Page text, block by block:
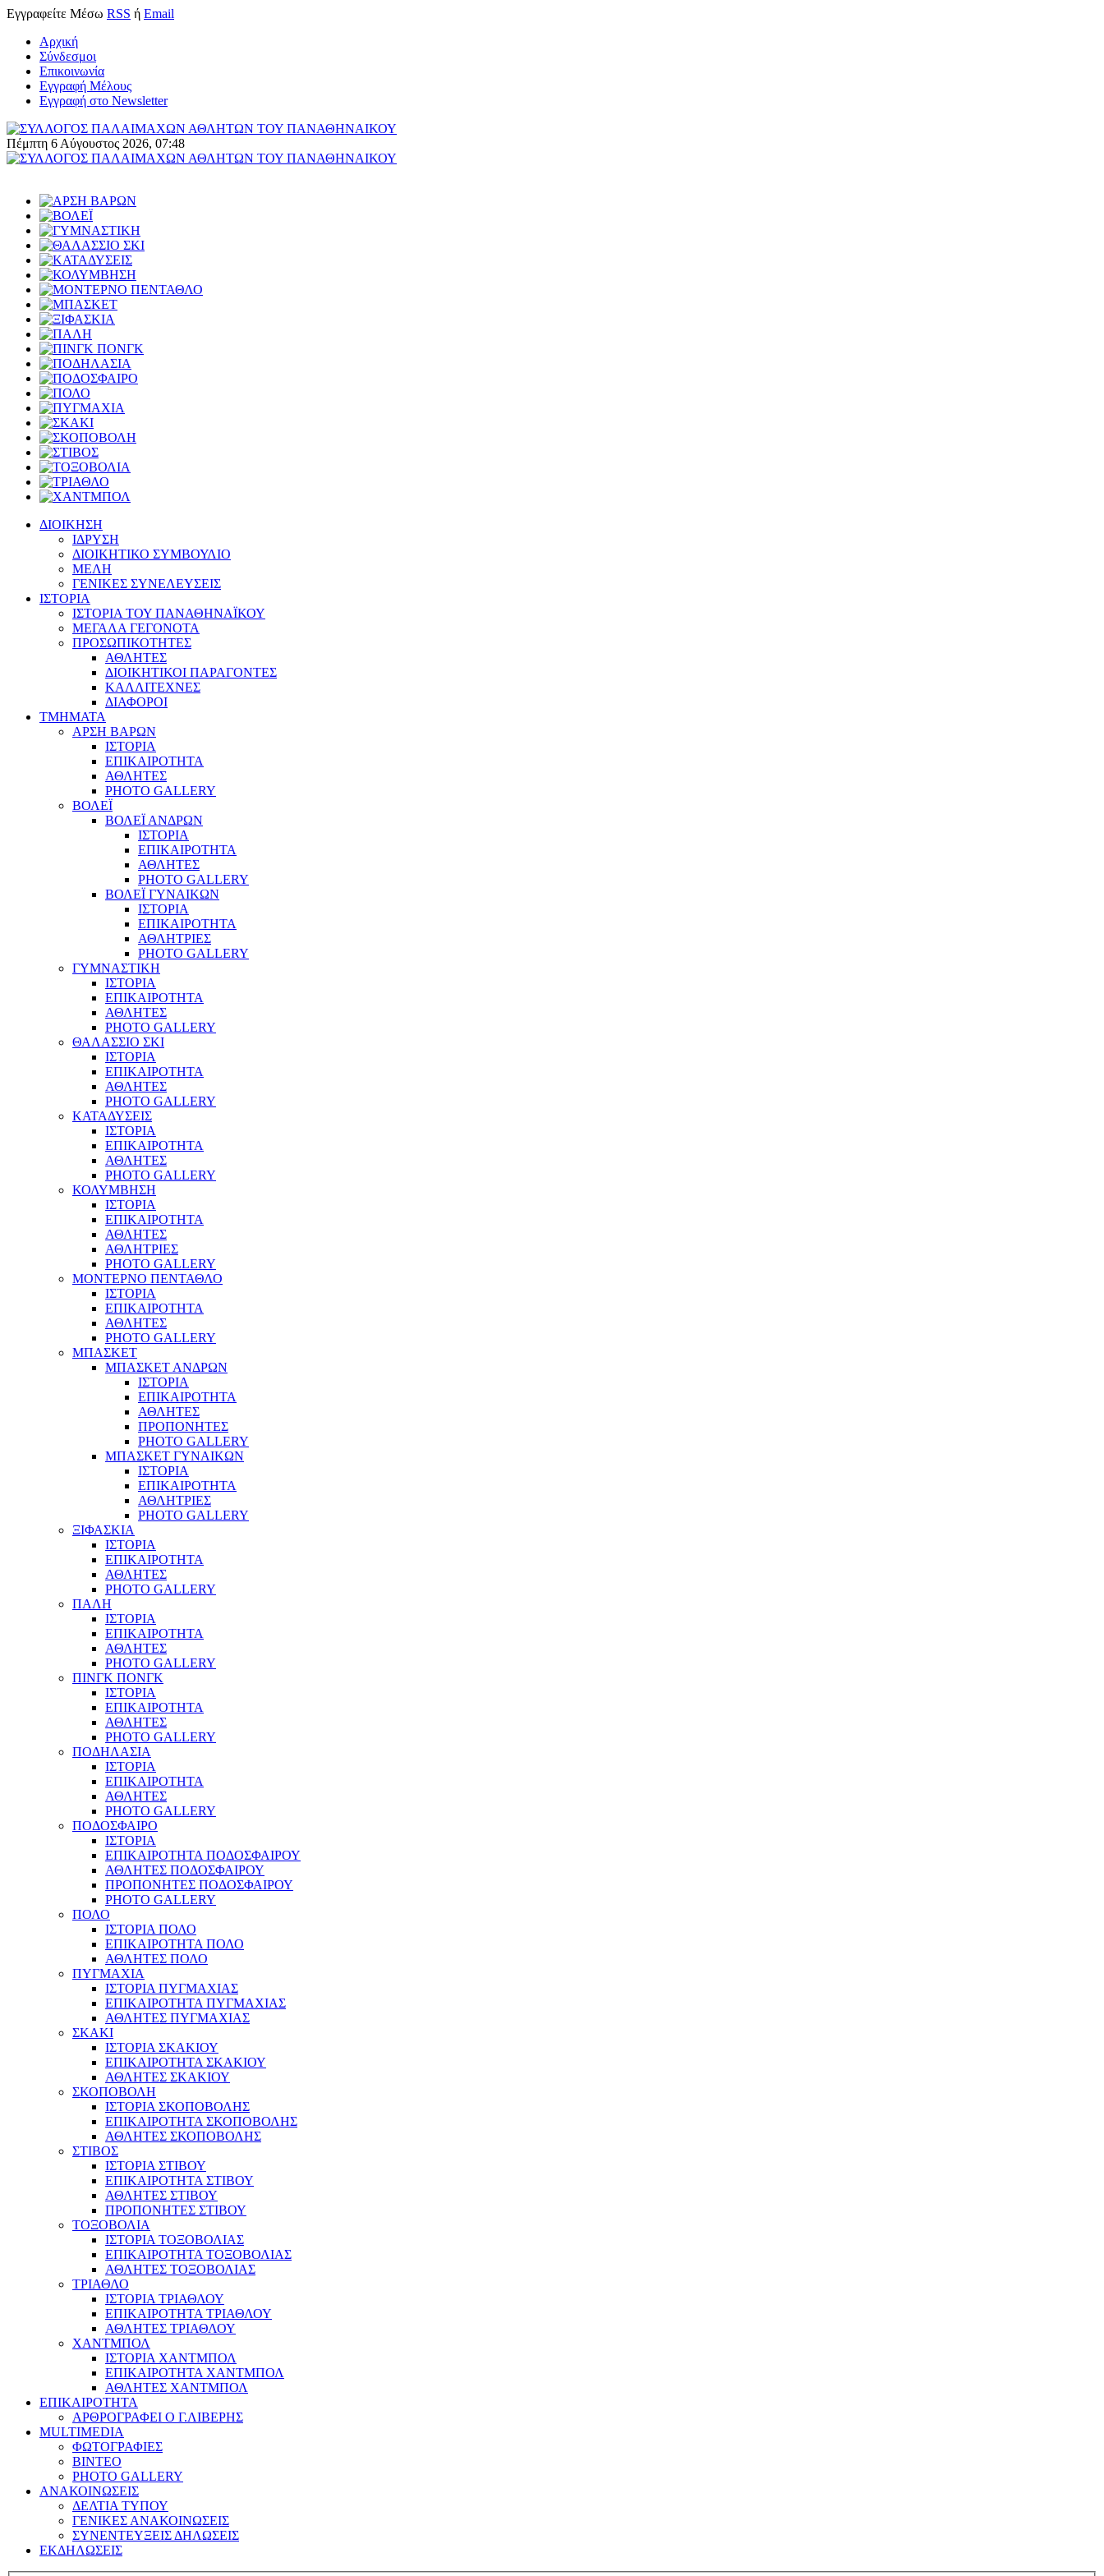
Εγγραφείτε Μέσω RSS ή Email
Αρχική
Σύνδεσμοι
Επικοινωνία
Εγγραφή Μέλους
Εγγραφή στο Newsletter
Πέμπτη 6 Αύγουστος 2026, 07:48
ΔΙΟΙΚΗΣΗ
ΙΔΡΥΣΗ
ΔΙΟΙΚΗΤΙΚΟ ΣΥΜΒΟΥΛΙΟ
ΜΕΛΗ
ΓΕΝΙΚΕΣ ΣΥΝΕΛΕΥΣΕΙΣ
ΙΣΤΟΡΙΑ
ΙΣΤΟΡΙΑ ΤΟΥ ΠΑΝΑΘΗΝΑΪΚΟΥ
ΜΕΓΑΛΑ ΓΕΓΟΝΟΤΑ
ΠΡΟΣΩΠΙΚΟΤΗΤΕΣ
ΑΘΛΗΤΕΣ
ΔΙΟΙΚΗΤΙΚΟΙ ΠΑΡΑΓΟΝΤΕΣ
ΚΑΛΛΙΤΕΧΝΕΣ
ΔΙΑΦΟΡΟΙ
ΤΜΗΜΑΤΑ
ΑΡΣΗ ΒΑΡΩΝ
ΙΣΤΟΡΙΑ
ΕΠΙΚΑΙΡΟΤΗΤΑ
ΑΘΛΗΤΕΣ
PHOTO GALLERY
ΒΟΛΕΪ
ΒΟΛΕΪ ΑΝΔΡΩΝ
ΙΣΤΟΡΙΑ
ΕΠΙΚΑΙΡΟΤΗΤΑ
ΑΘΛΗΤΕΣ
PHOTO GALLERY
ΒΟΛΕΪ ΓΥΝΑΙΚΩΝ
ΙΣΤΟΡΙΑ
ΕΠΙΚΑΙΡΟΤΗΤΑ
ΑΘΛΗΤΡΙΕΣ
PHOTO GALLERY
ΓΥΜΝΑΣΤΙΚΗ
ΙΣΤΟΡΙΑ
ΕΠΙΚΑΙΡΟΤΗΤΑ
ΑΘΛΗΤΕΣ
PHOTO GALLERY
ΘΑΛΑΣΣΙΟ ΣΚΙ
ΙΣΤΟΡΙΑ
ΕΠΙΚΑΙΡΟΤΗΤΑ
ΑΘΛΗΤΕΣ
PHOTO GALLERY
ΚΑΤΑΔΥΣΕΙΣ
ΙΣΤΟΡΙΑ
ΕΠΙΚΑΙΡΟΤΗΤΑ
ΑΘΛΗΤΕΣ
PHOTO GALLERY
ΚΟΛΥΜΒΗΣΗ
ΙΣΤΟΡΙΑ
ΕΠΙΚΑΙΡΟΤΗΤΑ
ΑΘΛΗΤΕΣ
ΑΘΛΗΤΡΙΕΣ
PHOTO GALLERY
ΜΟΝΤΕΡΝΟ ΠΕΝΤΑΘΛΟ
ΙΣΤΟΡΙΑ
ΕΠΙΚΑΙΡΟΤΗΤΑ
ΑΘΛΗΤΕΣ
PHOTO GALLERY
ΜΠΑΣΚΕΤ
ΜΠΑΣΚΕΤ ΑΝΔΡΩΝ
ΙΣΤΟΡΙΑ
ΕΠΙΚΑΙΡΟΤΗΤΑ
ΑΘΛΗΤΕΣ
ΠΡΟΠΟΝΗΤΕΣ
PHOTO GALLERY
ΜΠΑΣΚΕΤ ΓΥΝΑΙΚΩΝ
ΙΣΤΟΡΙΑ
ΕΠΙΚΑΙΡΟΤΗΤΑ
ΑΘΛΗΤΡΙΕΣ
PHOTO GALLERY
ΞΙΦΑΣΚΙΑ
ΙΣΤΟΡΙΑ
ΕΠΙΚΑΙΡΟΤΗΤΑ
ΑΘΛΗΤΕΣ
PHOTO GALLERY
ΠΑΛΗ
ΙΣΤΟΡΙΑ
ΕΠΙΚΑΙΡΟΤΗΤΑ
ΑΘΛΗΤΕΣ
PHOTO GALLERY
ΠΙΝΓΚ ΠΟΝΓΚ
ΙΣΤΟΡΙΑ
ΕΠΙΚΑΙΡΟΤΗΤΑ
ΑΘΛΗΤΕΣ
PHOTO GALLERY
ΠΟΔΗΛΑΣΙΑ
ΙΣΤΟΡΙΑ
ΕΠΙΚΑΙΡΟΤΗΤΑ
ΑΘΛΗΤΕΣ
PHOTO GALLERY
ΠΟΔΟΣΦΑΙΡΟ
ΙΣΤΟΡΙΑ
ΕΠΙΚΑΙΡΟΤΗΤΑ ΠΟΔΟΣΦΑΙΡΟΥ
ΑΘΛΗΤΕΣ ΠΟΔΟΣΦΑΙΡΟΥ
ΠΡΟΠΟΝΗΤΕΣ ΠΟΔΟΣΦΑΙΡΟΥ
PHOTO GALLERY
ΠΟΛΟ
ΙΣΤΟΡΙΑ ΠΟΛΟ
ΕΠΙΚΑΙΡΟΤΗΤΑ ΠΟΛΟ
ΑΘΛΗΤΕΣ ΠΟΛΟ
ΠΥΓΜΑΧΙΑ
ΙΣΤΟΡΙΑ ΠΥΓΜΑΧΙΑΣ
ΕΠΙΚΑΙΡΟΤΗΤΑ ΠΥΓΜΑΧΙΑΣ
ΑΘΛΗΤΕΣ ΠΥΓΜΑΧΙΑΣ
ΣΚΑΚΙ
ΙΣΤΟΡΙΑ ΣΚΑΚΙΟΥ
ΕΠΙΚΑΙΡΟΤΗΤΑ ΣΚΑΚΙΟΥ
ΑΘΛΗΤΕΣ ΣΚΑΚΙΟΥ
ΣΚΟΠΟΒΟΛΗ
ΙΣΤΟΡΙΑ ΣΚΟΠΟΒΟΛΗΣ
ΕΠΙΚΑΙΡΟΤΗΤΑ ΣΚΟΠΟΒΟΛΗΣ
ΑΘΛΗΤΕΣ ΣΚΟΠΟΒΟΛΗΣ
ΣΤΙΒΟΣ
ΙΣΤΟΡΙΑ ΣΤΙΒΟΥ
ΕΠΙΚΑΙΡΟΤΗΤΑ ΣΤΙΒΟΥ
ΑΘΛΗΤΕΣ ΣΤΙΒΟΥ
ΠΡΟΠΟΝΗΤΕΣ ΣΤΙΒΟΥ
ΤΟΞΟΒΟΛΙΑ
ΙΣΤΟΡΙΑ ΤΟΞΟΒΟΛΙΑΣ
ΕΠΙΚΑΙΡΟΤΗΤΑ ΤΟΞΟΒΟΛΙΑΣ
ΑΘΛΗΤΕΣ ΤΟΞΟΒΟΛΙΑΣ
ΤΡΙΑΘΛΟ
ΙΣΤΟΡΙΑ ΤΡΙΑΘΛΟΥ
ΕΠΙΚΑΙΡΟΤΗΤΑ ΤΡΙΑΘΛΟΥ
ΑΘΛΗΤΕΣ ΤΡΙΑΘΛΟΥ
ΧΑΝΤΜΠΟΛ
ΙΣΤΟΡΙΑ ΧΑΝΤΜΠΟΛ
ΕΠΙΚΑΙΡΟΤΗΤΑ ΧΑΝΤΜΠΟΛ
ΑΘΛΗΤΕΣ ΧΑΝΤΜΠΟΛ
ΕΠΙΚΑΙΡΟΤΗΤΑ
ΑΡΘΡΟΓΡΑΦΕΙ Ο Γ.ΛΙΒΕΡΗΣ
MULTIMEDIA
ΦΩΤΟΓΡΑΦΙΕΣ
ΒΙΝΤΕΟ
PHOTO GALLERY
ΑΝΑΚΟΙΝΩΣΕΙΣ
ΔΕΛΤΙΑ ΤΥΠΟΥ
ΓΕΝΙΚΕΣ ΑΝΑΚΟΙΝΩΣΕΙΣ
ΣΥΝΕΝΤΕΥΞΕΙΣ ΔΗΛΩΣΕΙΣ
ΕΚΔΗΛΩΣΕΙΣ